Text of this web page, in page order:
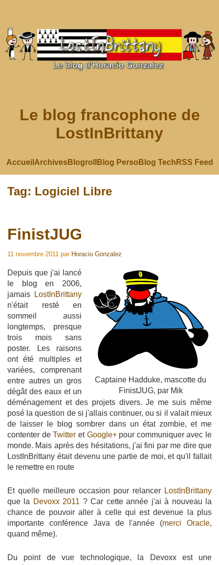
Le blog francophone de
LostInBrittany
Accueil ArchivesBlogroll Blog Perso Blog Tech RSS Feed
Tag: Logiciel Libre
FinistJUG
11 novembre 2011 par Horacio Gonzalez
Captaine Hadduke, mascotte du
FinistJUG, par Mik
Depuis que j'ai lancé
le blog en 2006,
jamais
LostInBrittany
n'était resté en
sommeil aussi
longtemps, presque
trois mois sans
poster. Les raisons
ont été multiples et
variées, comprenant
entre autres un gros
dégât des eaux et un
déménagement et des projets divers. Je me suis même
posé la question de si j'allais continuer, ou si il valait mieux
de laisser le blog sombrer dans un état zombie, et me
contenter deTwitter et Google+pour communiquer avec le
monde. Mais après des hésitations, j'ai fini par me dire que
LostInBrittany était devenu une partie de moi, et qu'il fallait
le remettre en route
Et quelle meilleure occasion pour relancer LostInBrittany
que la Devoxx 2011 ? Car cette année j'ai à nouveau la
chance de pouvoir aller à celle qui est devenue la plus
importante conférence Java de l'année (merci Oracle,
quand même).
Du point de vue technologique, la Devoxx est une